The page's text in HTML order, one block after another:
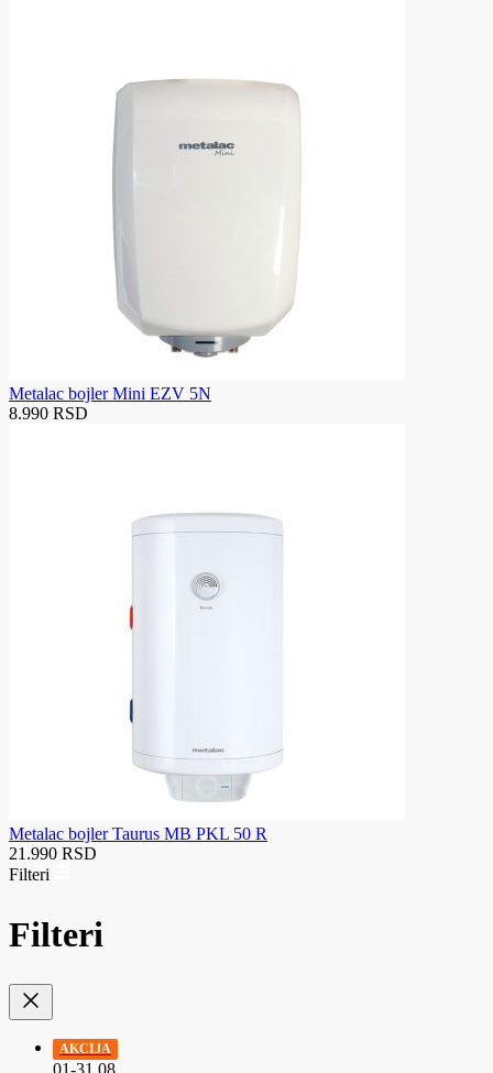
Metalac bojler Mini EZV 5N
8.990 RSD
Metalac bojler Taurus MB PKL 50 R
21.990 RSD
Filteri
Filteri
AKCIJA
01-31.08.